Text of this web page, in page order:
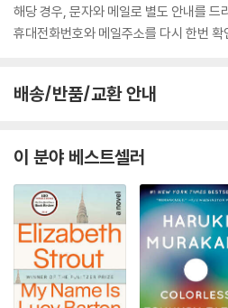
해당 경우, 문자와 메일로 별도 안내를 드
휴대전화번호와 메일주소를 다시 한번
배송/반품/교환 안내
이 분야 베스트셀러